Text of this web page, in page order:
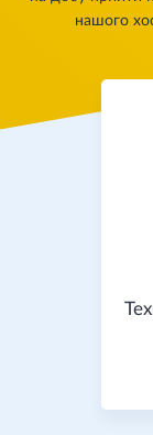
нашого